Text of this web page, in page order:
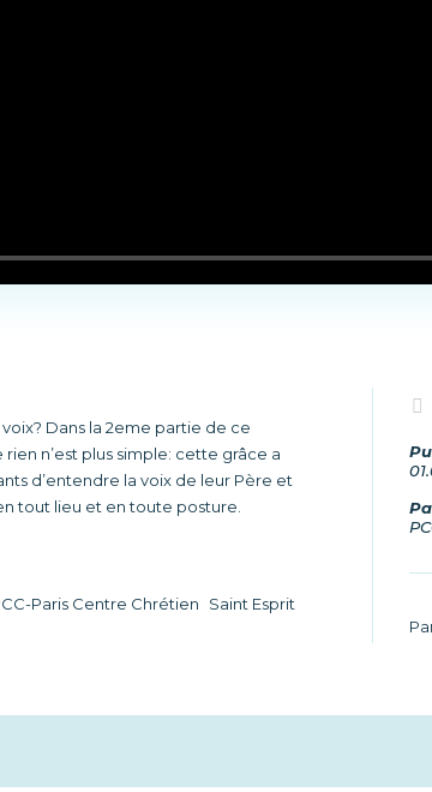
Dans la 2eme partie de ce
n’est plus simple: cette grâce a
d’entendre la voix de leur Père et
tout lieu et en toute posture.
Paris Centre Chrétien Saint Esprit